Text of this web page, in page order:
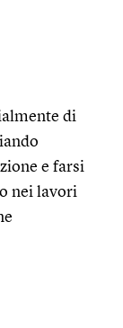
di
e farsi
nei lavori